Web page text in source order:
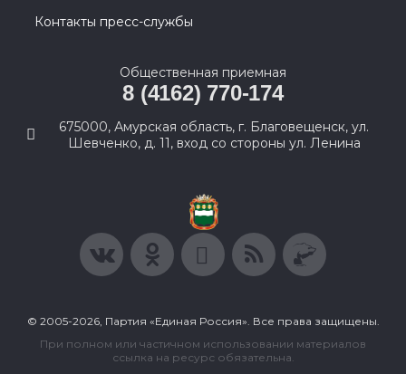
Контакты пресс-службы
Общественная приемная
8 (4162) 770-174
675000, Амурская область, г. Благовещенск, ул.
Шевченко, д. 11, вход со стороны ул. Ленина
© 2005-2026, Партия «Единая Россия». Все права защищены.
При полном или частичном использовании материалов
ссылка на ресурс обязательна.